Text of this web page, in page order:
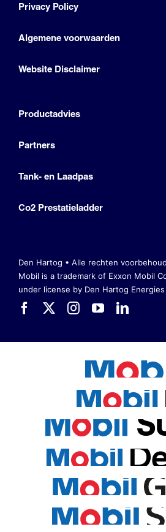
Privacy Policy
Algemene voorwaarden
Website Disclaimer
Productadvies
Partners
Tank- en Laadpas
Co2 Prestatieladder
Den Hartog • Alle rechten
Mobil is a trademark of Exxon Mobil
under license by Den Hartog Energies